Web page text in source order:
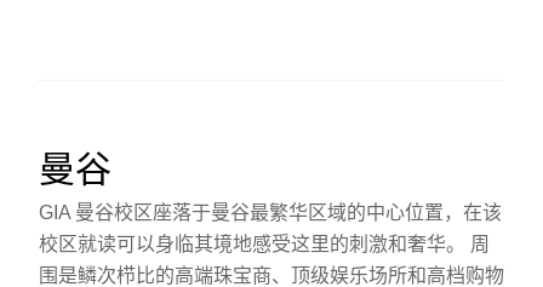
曼谷
GIA 曼谷校区座落于曼谷最繁华区域的中心位置，在该
校区就读可以身临其境地感受这里的刺激和奢华。 周
围是鳞次栉比的高端珠宝商、顶级娱乐场所和高档购物